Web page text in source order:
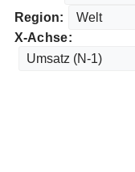
Region:
X-Achse: